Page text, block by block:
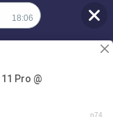
18:06
1